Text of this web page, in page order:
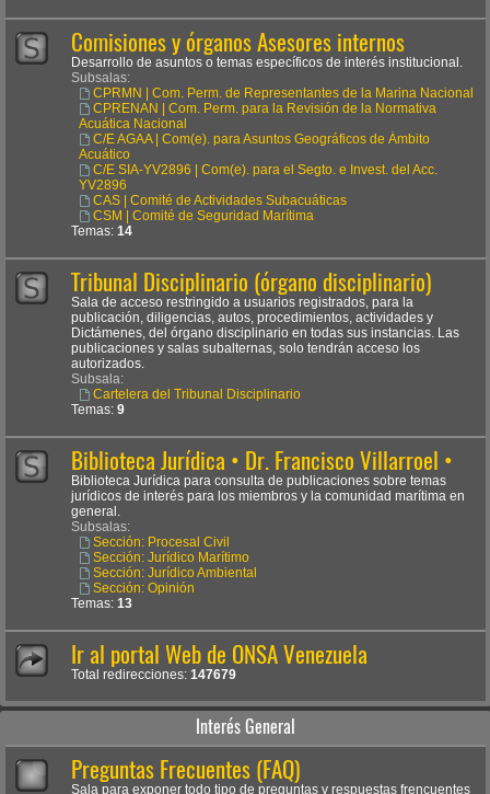
Comisiones y órganos Asesores internos
Desarrollo de asuntos o temas específicos de interés institucional.
Subsalas:
CPRMN | Com. Perm. de Representantes de la Marina Nacional
CPRENAN | Com. Perm. para la Revisión de la Normativa
Acuática Nacional
C/E AGAA | Com(e). para Asuntos Geográficos de Ámbito
Acuático
C/E SIA-YV2896 | Com(e). para el Segto. e Invest. del Acc.
YV2896
CAS | Comité de Actividades Subacuáticas
CSM | Comité de Seguridad Marítima
Temas: 14
Tribunal Disciplinario (órgano disciplinario)
Sala de acceso restringido a usuarios registrados, para la
publicación, diligencias, autos, procedimientos, actividades y
Dictámenes, del órgano disciplinario en todas sus instancias. Las
publicaciones y salas subalternas, solo tendrán acceso los
autorizados.
Subsala:
Cartelera del Tribunal Disciplinario
Temas: 9
Biblioteca Jurídica • Dr. Francisco Villarroel •
Biblioteca Jurídica para consulta de publicaciones sobre temas
jurídicos de interés para los miembros y la comunidad marítima en
general.
Subsalas:
Sección: Procesal Civil
Sección: Jurídico Marítimo
Sección: Jurídico Ambiental
Sección: Opinión
Temas: 13
Ir al portal Web de ONSA Venezuela
Total redirecciones: 147679
Interés General
Preguntas Frecuentes (FAQ)
Sala para exponer todo tipo de preguntas y respuestas frencuentes